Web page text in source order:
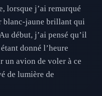
lorsque j’ai remarqué
blanc-jaune brillant qui
début, j’ai pensé qu’il
donné l’heure
un avion de voler à ce
de lumière de